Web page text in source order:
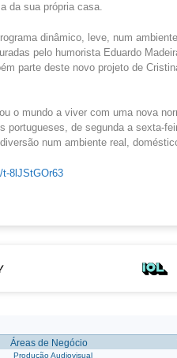
da sua própria casa.
dinâmico, leve, num
pelo humorista Eduardo
parte deste novo projeto de
o mundo a viver com uma nova
portugueses, de segunda a sexta-
num ambiente real,
8lJStGOr63
Áreas de Negócio
Produção Audiovisual